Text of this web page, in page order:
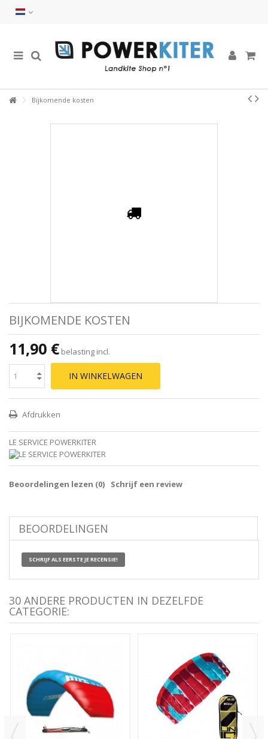
Bijkomende kosten
BIJKOMENDE KOSTEN
11,90 € belasting incl.
IN WINKELWAGEN
Afdrukken
LE SERVICE POWERKITER
Beoordelingen lezen (0) Schrijf een review
BEOORDELINGEN
SCHRIJF ALS EERSTE JE RECENSIE!
30 ANDERE PRODUCTEN IN DEZELFDE
CATEGORIE: